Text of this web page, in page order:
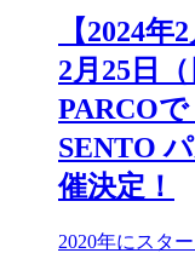
【2024
2月25日
PARCOで
SENTO
催決定！
2020年にスタ